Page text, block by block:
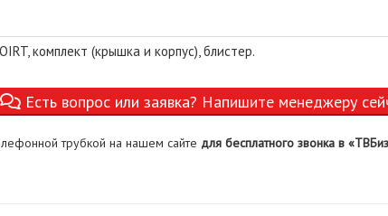
комплект (крышка и корпус), блистер.
Есть вопрос или заявка? Напишите менеджеру
трубкой на нашем сайте для бесплатного звонка в